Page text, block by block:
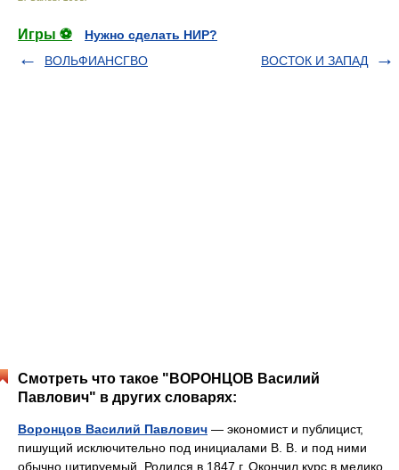
Игры ⚽
Нужно сделать НИР?
ВОЛЬФИАНСГВО
ВОСТОК И ЗАПАД
Смотреть что такое "ВОРОНЦОВ Василий
Павлович" в других словарях:
Воронцов Василий Павлович — экономист и публицист,
пишущий исключительно под инициалами В. В. и под ними
обычно цитируемый. Родился в 1847 г. Окончил курс в медико